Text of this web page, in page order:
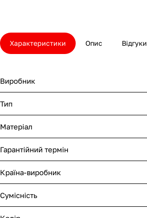
Характеристики Опис Відгуки
Виробник
Тип
Матеріал
Гарантійний термін
Країна-виробник
Сумісність